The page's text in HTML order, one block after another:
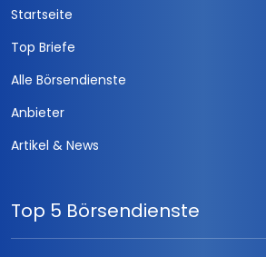
Startseite
Top Briefe
Alle Börsendienste
Anbieter
Artikel & News
Top 5 Börsendienste